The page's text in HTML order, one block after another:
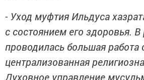
- Уход муфтия Ильдуса
с состоянием его здоровья. В
проводилась большая работа
централизованная
Духовное управление